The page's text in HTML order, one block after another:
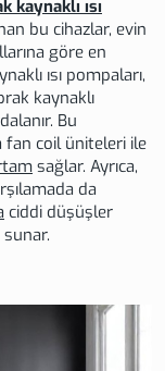
kaynaklı ısı
bu cihazlar, evin
göre en
ısı pompaları,
kaynaklı
Bu
fan coil üniteleri ile
sağlar. Ayrıca,
da
ciddi düşüşler
sunar.